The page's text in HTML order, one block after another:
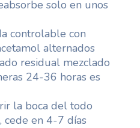
solo en unos
controlable con
alternados
residual mezclado
24-36 horas es
la boca del todo
cede en 4-7 días